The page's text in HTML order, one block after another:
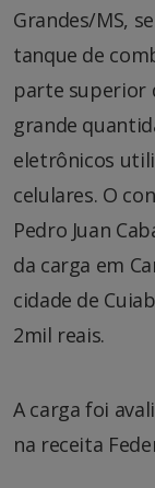
Grandes/MS,
tanque de
parte superior
grande
eletrônicos
celulares. O
Pedro Juan
da carga em
cidade de
2mil reais.
A carga foi
na receita